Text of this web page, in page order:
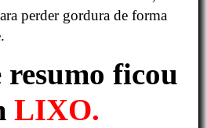
perder gordura de forma
resumo ficou
LIXO.